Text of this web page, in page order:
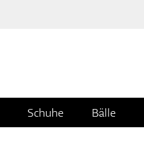
Schuhe Bälle